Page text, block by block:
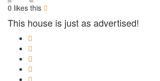
0 likes this
This house is just as advertised!